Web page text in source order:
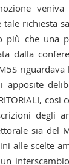
veniva
tale richiesta
più che una
dalla
apposite
degli
sia del
alle scelte